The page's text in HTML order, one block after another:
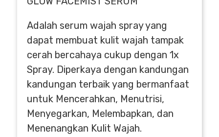
Adalah serum wajah spray yang
dapat membuat kulit wajah tampak
cerah bercahaya cukup dengan 1x
Spray. Diperkaya dengan kandungan
kandungan terbaik yang bermanfaat
untuk Mencerahkan, Menutrisi,
Menyegarkan, Melembapkan, dan
Menenangkan Kulit Wajah.